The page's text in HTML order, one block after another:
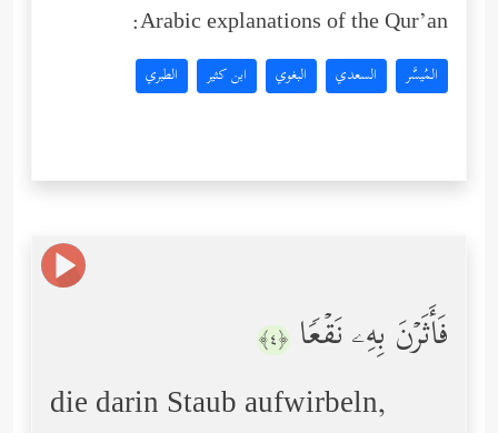
Arabic explanations of the Qur’an:
المُيسَّر السعدي البغوي ابن كثير الطبري
فَأَثَرۡنَ بِهِۦ نَقۡعࣰا ﴿٤﴾
die darin Staub aufwirbeln,